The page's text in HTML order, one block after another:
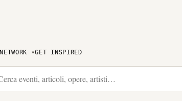
NETWORK GET INSPIRED